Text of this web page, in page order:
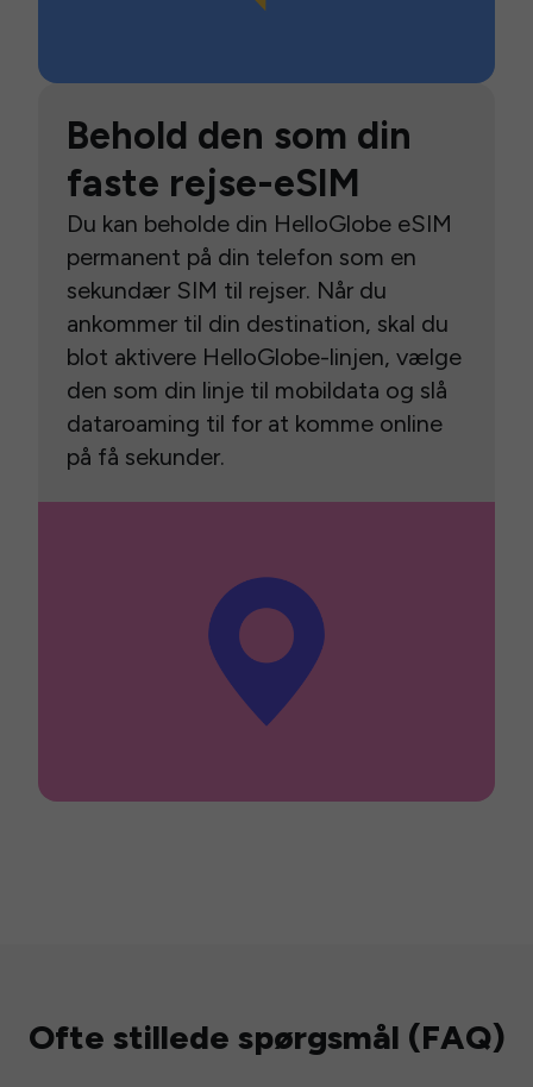
Behold den som din
faste rejse-eSIM
Du kan beholde din HelloGlobe eSIM
permanent på din telefon som en
sekundær SIM til rejser. Når du
ankommer til din destination, skal du
blot aktivere HelloGlobe-linjen, vælge
den som din linje til mobildata og slå
dataroaming til for at komme online
på få sekunder.
Ofte stillede spørgsmål (FAQ)